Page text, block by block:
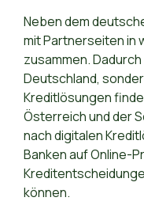
Neben dem
mit Partnerseiten in
zusammen.
Deutschland,
Kreditlösungen
Österreich und der
nach digitalen
Banken auf Online-
können.